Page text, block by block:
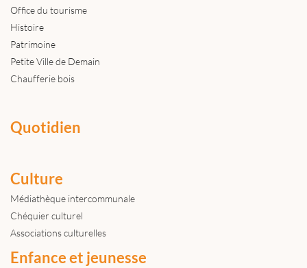
Office du tourisme
Histoire
Patrimoine
Petite Ville de Demain
Chaufferie bois
Quotidien
Culture
Médiathèque intercommunale
Chéquier culturel
Associations culturelles
Enfance et jeunesse